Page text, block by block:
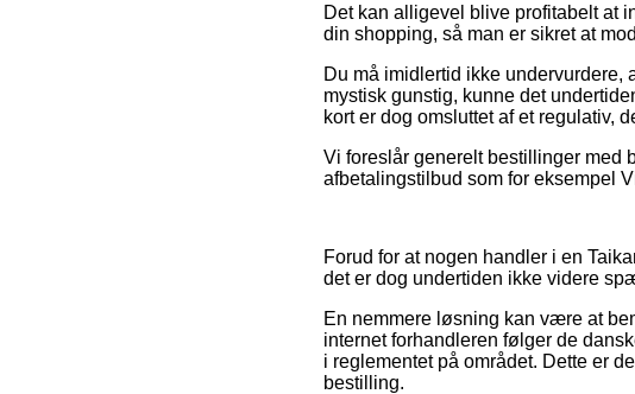
Det kan alligevel blive profitabelt at
din shopping, så man er sikret at
Du må imidlertid ikke undervurdere,
mystisk gunstig, kunne det
kort er dog omsluttet af et regulativ,
Vi foreslår generelt bestillinger med
afbetalingstilbud som for eksempel
Forud for at nogen handler i en
det er dog undertiden ikke videre
En nemmere løsning kan være at
internet forhandleren følger de
i reglementet på området. Dette er
bestilling.